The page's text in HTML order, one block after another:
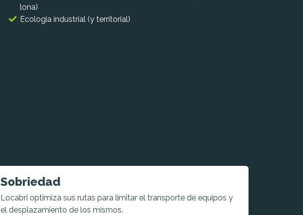
lona)
Ecologia industrial (y territorial)
Sobriedad
Locabri optimiza sus rutas para limitar el transporte de equipos y
el desplazamiento de los mismos.